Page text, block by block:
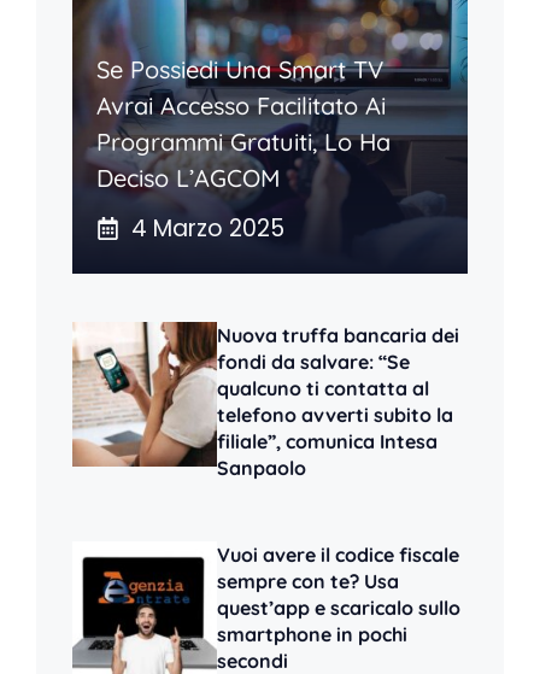
Se Possiedi Una Smart TV
Avrai Accesso Facilitato Ai
Programmi Gratuiti, Lo Ha
Deciso L’AGCOM
4 Marzo 2025
Nuova truffa bancaria dei
fondi da salvare: “Se
qualcuno ti contatta al
telefono avverti subito la
filiale”, comunica Intesa
Sanpaolo
Vuoi avere il codice fiscale
sempre con te? Usa
quest’app e scaricalo sullo
smartphone in pochi
secondi